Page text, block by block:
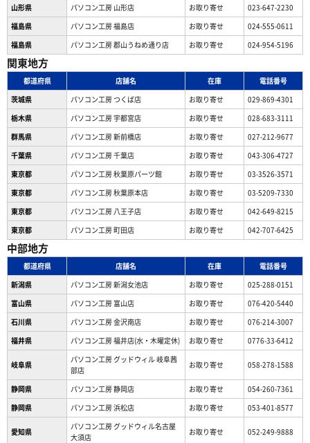
山形県
パソコン工房 山形店 お取り寄せ
023-647-2230
福島県
パソコン工房 福島店 お取り寄せ
024-555-0611
福島県
パソコン工房 郡山うねめ通り店 お取り寄せ 024-954-5196
関東地方
都道府県 店舗名 在庫
電話番号
茨城県
パソコン工房 つくば店 お取り寄せ
029-869-4301
栃木県
パソコン工房 宇都宮店 お取り寄せ
028-683-3111
群馬県
パソコン工房 新前橋店 お取り寄せ
027-212-9677
千葉県
パソコン工房 千葉店 お取り寄せ
043-306-4727
東京都
パソコン工房 秋葉原パーツ館 お取り寄せ
03-3526-3571
東京都
パソコン工房 秋葉原本店 お取り寄せ
03-5209-7330
東京都
パソコン工房 八王子店 お取り寄せ
042-649-8215
東京都
パソコン工房 町田店 お取り寄せ 042-707-6425
中部地方
都道府県 店舗名 在庫
電話番号
新潟県
パソコン工房 新潟女池店 お取り寄せ
025-288-0151
富山県
パソコン工房 富山店 お取り寄せ
076-420-5440
石川県
パソコン工房 金沢南店 お取り寄せ
076-214-3007
福井県
パソコン工房 福井店(水・木曜定休) お取り寄せ 0776-33-6412
岐阜県
パソコン工房 グッドウィル 岐阜茜
部店
お取り寄せ 058-278-1588
静岡県 パソコン工房 静岡店 お取り寄せ
054-260-7361
静岡県
パソコン工房 浜松店 お取り寄せ 053-401-8577
愛知県
パソコン工房 グッドウィル名古屋
大須店
お取り寄せ 052-249-9888